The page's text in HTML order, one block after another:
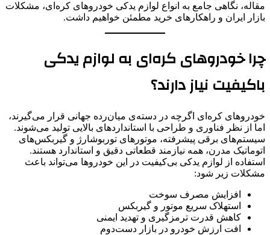
مقاله، نگاهی جامع به انواع لوازم یدکی خودروهای کره‌ای، مشکلات
بازار ایران و راهکارهای خرید مطمئن خواهیم داشت.
چرا خودروهای کره‌ای به لوازم یدکی
باکیفیت نیاز دارند؟
خودروهای کره‌ای اگرچه در دسته‌ی میان‌رده جهانی قرار می‌گیرند،
اما از نظر فناوری و طراحی با استانداردهای بالایی تولید می‌شوند.
سیستم‌های برقی پیشرفته، موتورهای توربوشارژ و گیربکس‌های
اتوماتیک مدرن، همه نیازمند قطعاتی دقیق و استاندارد هستند.
استفاده از لوازم یدکی بی‌کیفیت در این خودروها می‌تواند باعث
مشکلات زیر شود:
افزایش مصرف سوخت
استهلاک سریع موتور و گیربکس
کاهش قدرت ترمزگیری و تهدید ایمنی
افت ارزش خودرو در بازار دست‌دوم